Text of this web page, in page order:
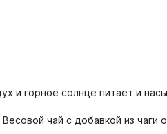
и горное солнце питает и
чай с добавкой из чаги